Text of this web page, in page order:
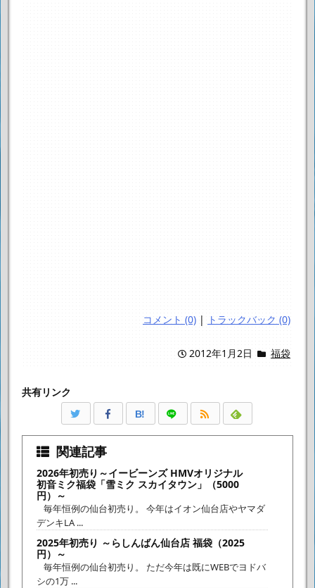
コメント (0) | トラックバック (0)
2012年1月2日 福袋
共有リンク
B!
関連記事
2026年初売り～イービーンズ HMVオリジナル
初音ミク福袋「雪ミク スカイタウン」（5000
円）～
毎年恒例の仙台初売り。 今年はイオン仙台店やヤマダ
デンキLA ...
2025年初売り ～らしんばん仙台店 福袋（2025
円）～
毎年恒例の仙台初売り。 ただ今年は既にWEBでヨドバ
シの1万 ...